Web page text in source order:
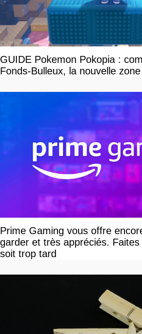
GUIDE Pokemon Pokopia :
Fonds-Bulleux, la nouvelle
Prime Gaming vous offre
garder et très appréciés.
soit trop tard